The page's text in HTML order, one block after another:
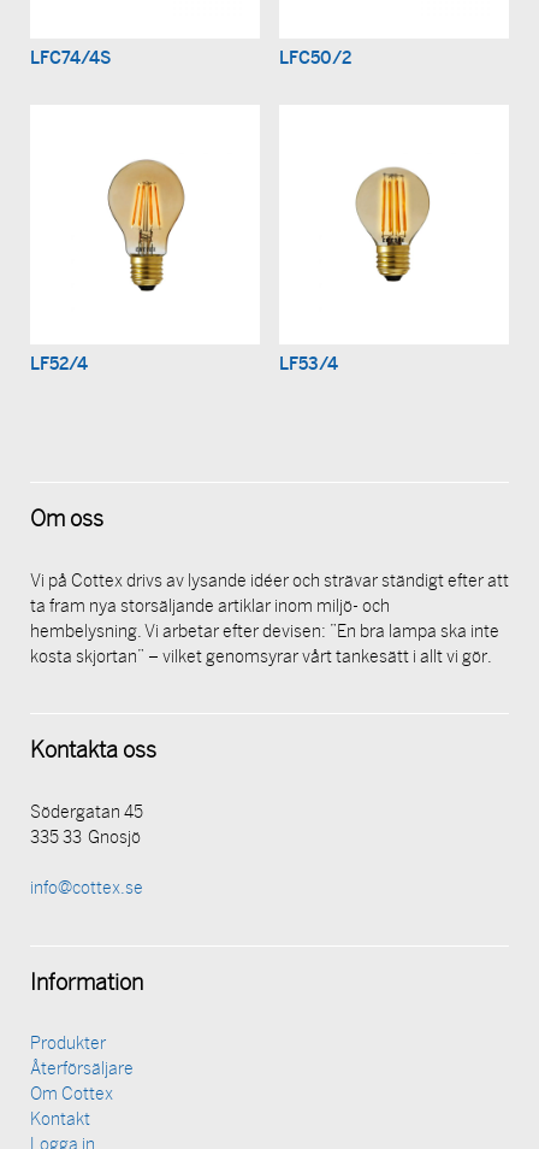
LFC74/4S LFC50/2
LF52/4 LF53/4
Om oss
Vi på Cottex drivs av lysande idéer och strävar ständigt efter att
ta fram nya storsäljande artiklar inom miljö- och
hembelysning. Vi arbetar efter devisen: ”En bra lampa ska inte
kosta skjortan” – vilket genomsyrar vårt tankesätt i allt vi gör.
Kontakta oss
Södergatan 45
335 33 Gnosjö
info@cottex.se
Information
Produkter
Återförsäljare
Om Cottex
Kontakt